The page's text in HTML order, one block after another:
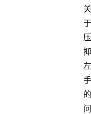
关
于
压
抑
左
手
的
问